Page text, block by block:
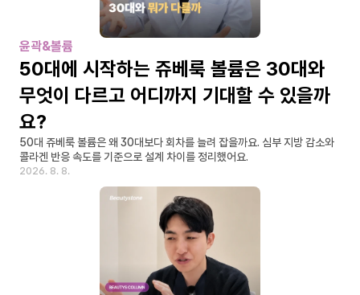
윤곽&볼륨
50대에 시작하는 쥬베룩 볼륨은 30대와
무엇이 다르고 어디까지 기대할 수 있을까
요?
50대 쥬베룩 볼륨은 왜 30대보다 회차를 늘려 잡을까요. 심부 지방 감소와
콜라겐 반응 속도를 기준으로 설계 차이를 정리했어요.
2026. 8. 8.